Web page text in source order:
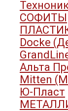
СОФИТЫ
Docke
Альта
Mitten
Ю-Пласт